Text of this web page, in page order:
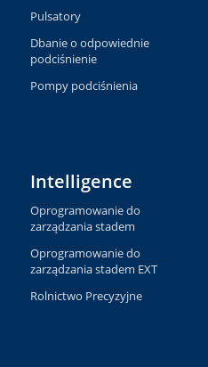
Pulsatory
Dbanie o odpowiednie
podciśnienie
Pompy podciśnienia
Intelligence
Oprogramowanie do
zarządzania stadem
Oprogramowanie do
zarządzania stadem EXT
Rolnictwo Precyzyjne